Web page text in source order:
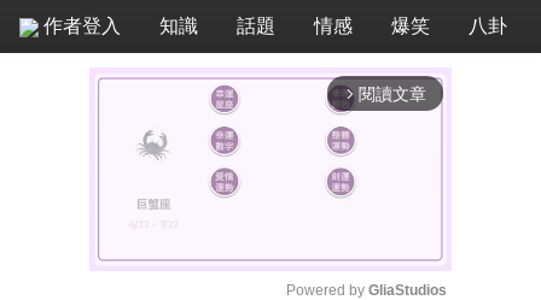
作者登入 知識 話題 情感 爆笑 八卦
arrow_forward_ios 閱讀文章
Powered by GliaStudios